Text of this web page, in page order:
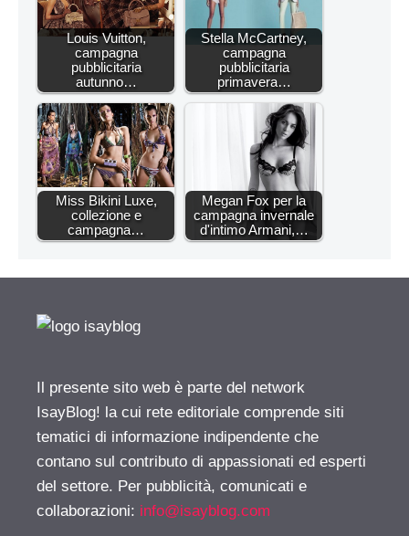
Louis Vuitton,
campagna
pubblicitaria
autunno…
Stella McCartney,
campagna
pubblicitaria
primavera…
Miss Bikini Luxe,
collezione e
campagna…
Megan Fox per la
campagna invernale
d'intimo Armani,…
Il presente sito web è parte del network
IsayBlog! la cui rete editoriale comprende siti
tematici di informazione indipendente che
contano sul contributo di appassionati ed esperti
del settore. Per pubblicità, comunicati e
collaborazioni: info@isayblog.com